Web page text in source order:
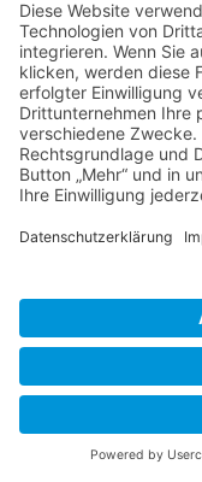
5. Soziale
Social-Media-
Auf dieser Website
verwendet (z. B.
LinkedIn, Tumblr).
Die Social-Media-
Datenschutz auf
wir diese Elemente
„Shariff“-Lösung.
dieser Website
personenbezogenen
Seite an den